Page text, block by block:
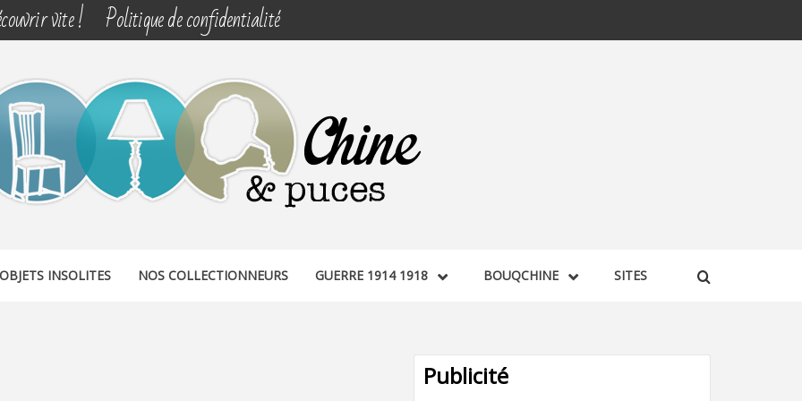
vite ! Politique de confidentialité
PUCES
OBJETS INSOLITES NOS COLLECTIONNEURS GUERRE 1914 1918 BOUQCHINE SITES
Publicité